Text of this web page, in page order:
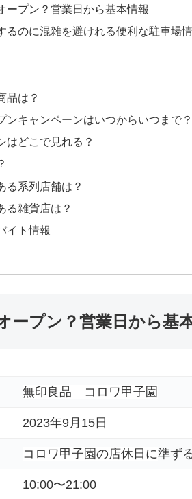
ープン？営業日から基本情報
るのに混雑を避けれる便利な駐車場
品は？
キャンペーンはいつからいつまで？
はどこで見れる？
る系列店舗は？
る雑貨店は？
イト情報
ープン？営業日から基
無印良品 コロワ甲子園
2023年9月15日
コロワ甲子園の店休日に準ず
10:00〜21:00